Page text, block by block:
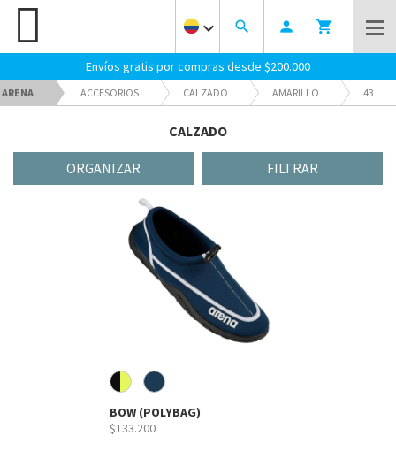
keyboard_arrow_down search person shopping_cart
Envíos gratis por compras desde $200.000
ARENA ACCESORIOS CALZADO AMARILLO
43
CALZADO
FILTRAR
ORGANIZAR
BOW (POLYBAG)
$133.200